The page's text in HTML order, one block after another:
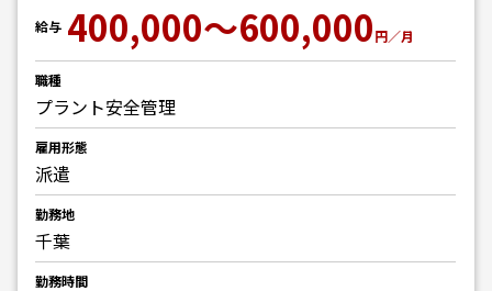
給与 400,000～600,000円／月
職種
プラント安全管理
雇用形態
派遣
勤務地
千葉
勤務時間